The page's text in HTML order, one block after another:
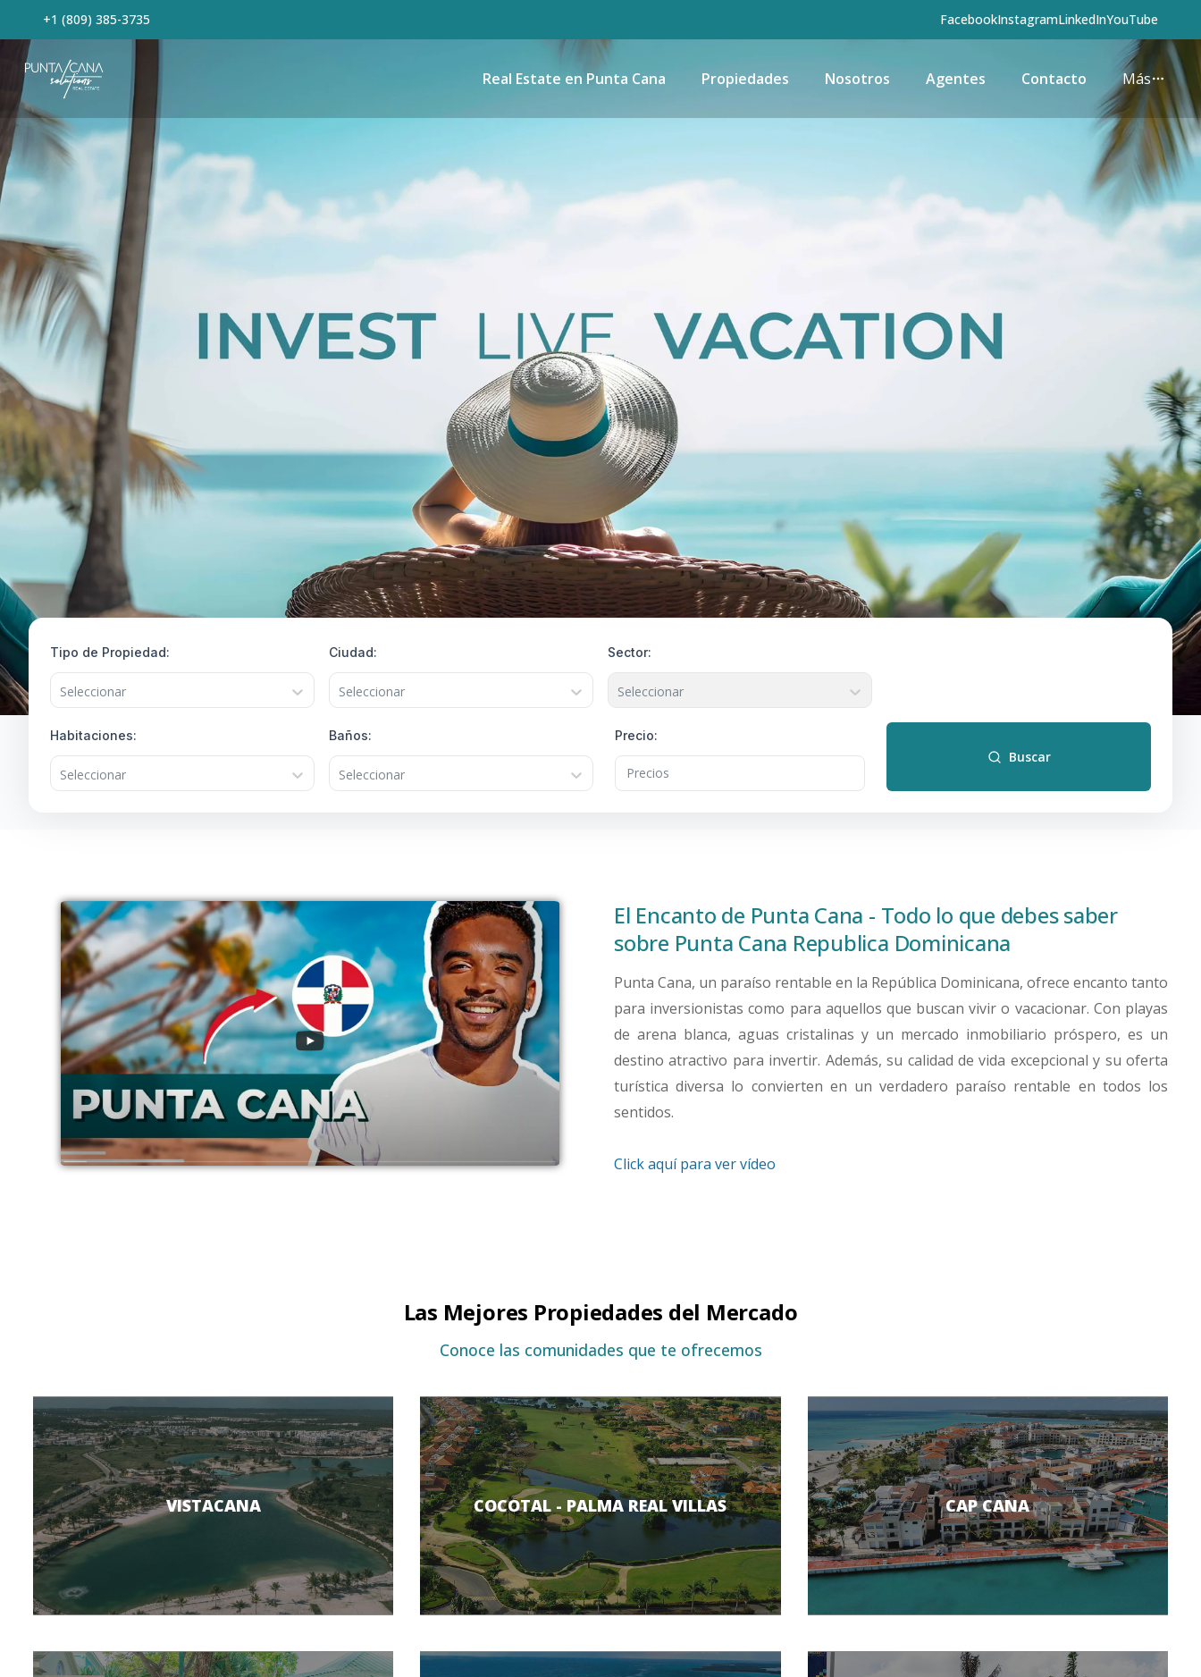
+1 (809) 385-3735 FacebookInstagramLinkedInYouTube
Real Estate en Punta Cana Propiedades Nosotros Agentes Contacto Más
Tipo de Propiedad:
Seleccionar
Ciudad:
Seleccionar
Sector:
Seleccionar
Habitaciones:
Seleccionar
Baños:
Seleccionar
Precio:
Precios
Buscar
El Encanto de Punta Cana - Todo lo que debes saber
sobre Punta Cana Republica Dominicana
Punta Cana, un paraíso rentable en la República Dominicana, ofrece encanto tanto
para inversionistas como para aquellos que buscan vivir o vacacionar. Con playas
de arena blanca, aguas cristalinas y un mercado inmobiliario próspero, es un
destino atractivo para invertir. Además, su calidad de vida excepcional y su oferta
turística diversa lo convierten en un verdadero paraíso rentable en todos los
sentidos.
Click aquí para ver vídeo
Las Mejores Propiedades del Mercado
Conoce las comunidades que te ofrecemos
VISTACANA COCOTAL - PALMA REAL VILLAS CAP CANA